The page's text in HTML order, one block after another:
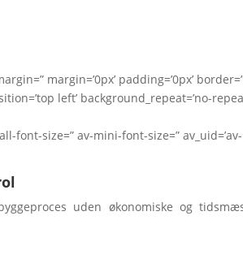
margin=’0px’ padding=’0px’
left’ background_repeat=’no-
font-size=” av-mini-font-size=” av_uid=’av-
uden økonomiske og